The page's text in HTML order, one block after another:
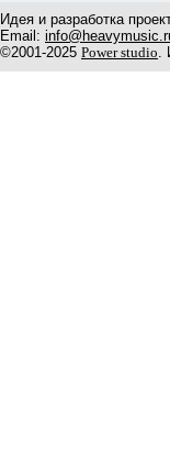
Идея и разработка
Email:
©2001-2025 Power studio.